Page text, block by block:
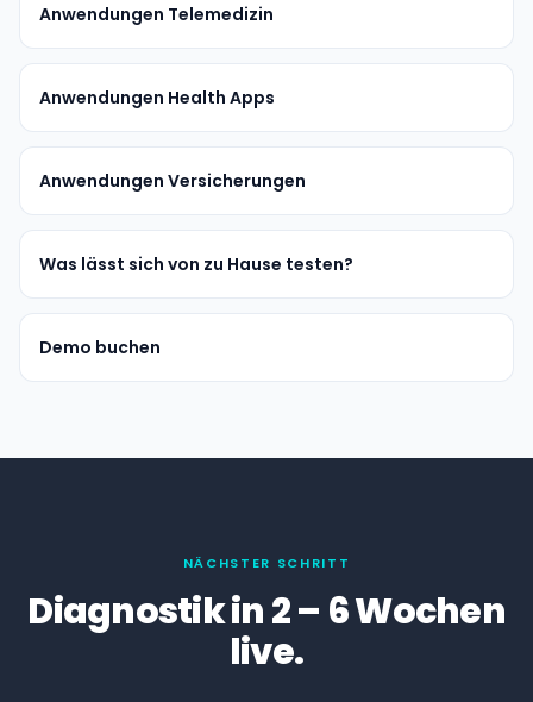
Anwendungen Telemedizin
Anwendungen Health Apps
Anwendungen Versicherungen
Was lässt sich von zu Hause testen?
Demo buchen
NÄCHSTER SCHRITT
Diagnostik in 2 – 6 Wochen
live.